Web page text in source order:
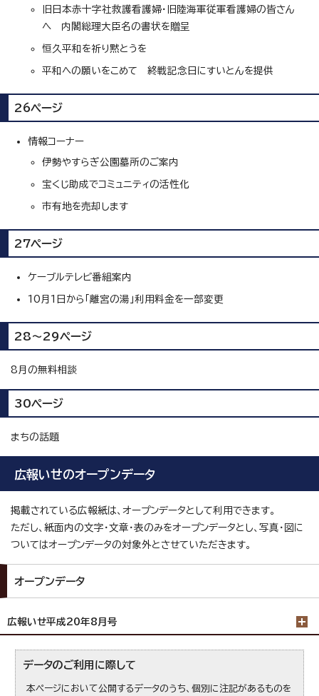
旧日本赤十字社救護看護婦・旧陸海軍従軍看護婦の皆さん
へ 内閣総理大臣名の書状を贈呈
恒久平和を祈り黙とうを
平和への願いをこめて 終戦記念日にすいとんを提供
26ページ
情報コーナー
伊勢やすらぎ公園墓所のご案内
宝くじ助成でコミュニティの活性化
市有地を売却します
27ページ
ケーブルテレビ番組案内
10月1日から「離宮の湯」利用料金を一部変更
28～29ページ
8月の無料相談
30ページ
まちの話題
広報いせのオープンデータ
掲載されている広報紙は、オープンデータとして利用できます。
ただし、紙面内の文字・文章・表のみをオープンデータとし、写真・図に
ついてはオープンデータの対象外とさせていただきます。
オープンデータ
広報いせ平成20年8月号
データのご利用に際して
本ページにおいて公開するデータのうち、個別に注記があるものを